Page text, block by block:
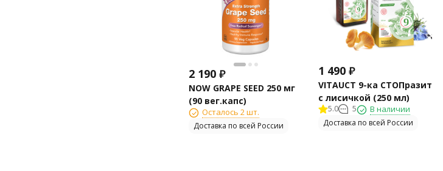
2 190 ₽
NOW GRAPE SEED 250 мг
(90 вег.капс)
Осталось 2 шт.
Доставка по всей России
1 490 ₽
VITAUCT 9-ка СТОПразит
с лисичкой (250 мл)
5.0 5 В наличии
Доставка по всей России